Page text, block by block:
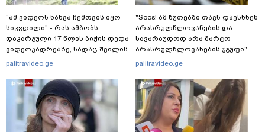
"ამ ვიდეოს ნახვა ჩემთვის იყო
სიკვდილი" - რას ამბობს
დაკარგული 17 წლის ბიჭის დედა
ვიდეოკადრებზე, სადაც შვილის
განწირული ვედრების ხმა
palitravideo.ge
"Soos! ამ წუთებში თავს დაესხნენ
არასრულწლოვანების და
სავარაუდოდ არა მარტო
არასრულწლოვანების ჯგუფი" -
რა ინფორმაციას ავრცელებს
palitravideo.ge